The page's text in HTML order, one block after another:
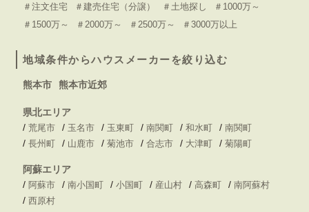
＃注文住宅
＃建売住宅（分譲） ＃土地探し
＃1000万～
＃1500万～
＃2000万～ ＃2500万～ ＃3000万以上
地域条件からハウスメーカーを絞り込む
熊本市 熊本市近郊
県北エリア
/ 荒尾市 / 玉名市 / 玉東町 / 南関町 / 和水町 / 南関町
/ 長州町 / 山鹿市 / 菊池市 / 合志市 / 大津町 / 菊陽町
阿蘇エリア
/ 阿蘇市 / 南小国町 / 小国町 / 産山村 / 高森町 / 南阿蘇村
/ 西原村